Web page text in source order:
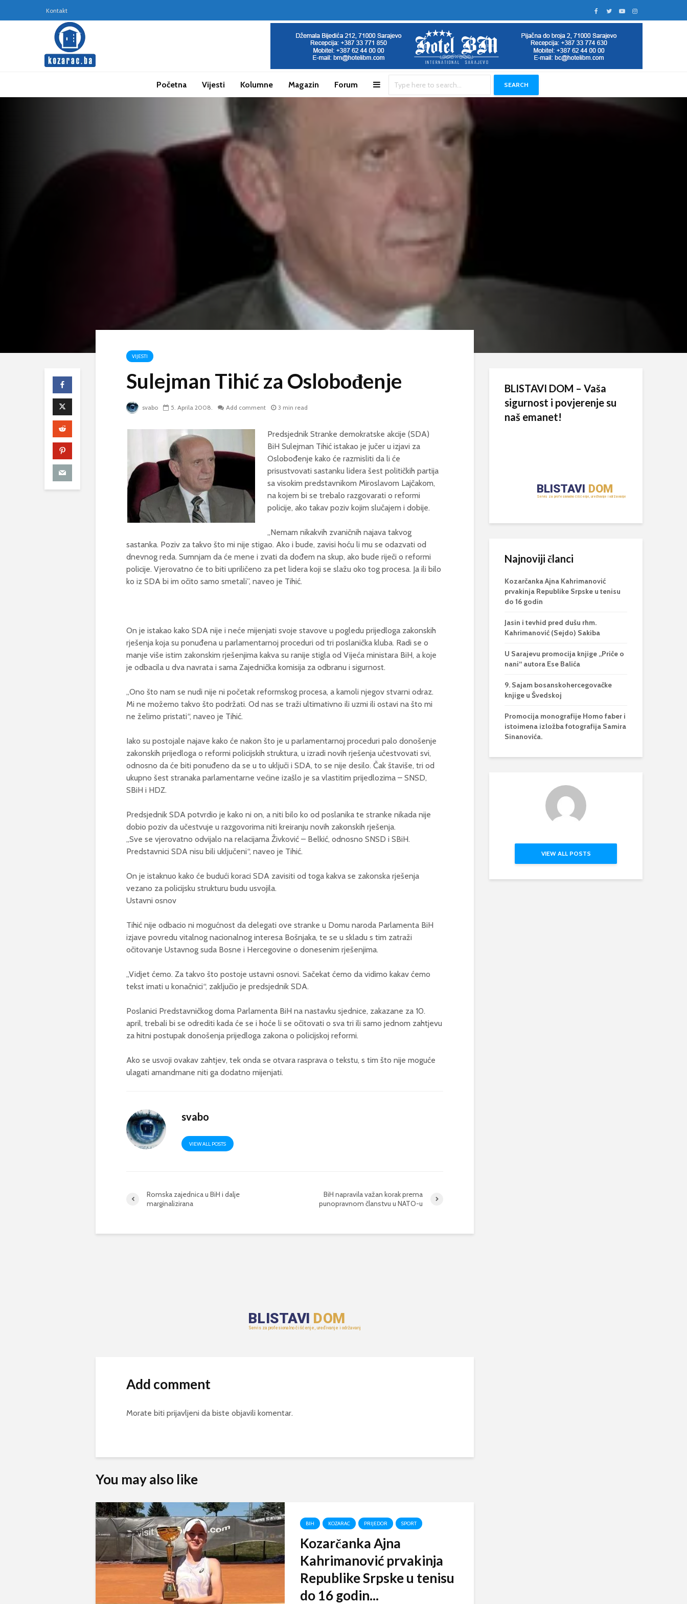
Kontakt
Početna Vijesti Kolumne Magazin Forum SEARCH
VIJESTI
Sulejman Tihić za Oslobođenje
svabo 5. Aprila 2008. Add comment 3 min read
Predsjednik Stranke demokratske akcije (SDA)
BiH Sulejman Tihić istakao je jučer u izjavi za
Oslobođenje kako će razmisliti da li će
prisustvovati sastanku lidera šest političkih partija
sa visokim predstavnikom Miroslavom Lajčak­om,
na kojem bi se trebalo razgovarati o reformi
policije, ako takav poziv kojim slučajem i dobije.
„Nemam nikakvih zvaničnih najava takvog
sastanka. Poziv za takvo što mi nije stigao. Ako i bude, zavisi hoću li mu se odazvati od
dnevnog reda. Sumnjam da će mene i zvati da dođem na skup, ako bude riječi o reformi
policije. Vjerovatno će to biti upriličeno za pet lidera koji se slažu oko tog procesa. Ja ili bilo
ko iz SDA bi im očito samo smetali”, naveo je Tihić.
On je istakao kako SDA nije i neće mijenjati svoje stavove u pogledu prijedloga zakonskih
rješenja koja su ponuđena u parlamentarnoj proceduri od tri poslanička kluba. Radi se o
manje više istim zakonskim rješenjima kakva su ranije stigla od Vijeća ministara BiH, a koje
je odbacila u dva navrata i sama Zajednička komisija za odbranu i sigurnost.
„Ono što nam se nudi nije ni početak reformskog procesa, a kamoli njegov stvarni odraz.
Mi ne možemo takvo što podržati. Od nas se traži ultimativno ili uzmi ili ostavi na što mi
ne želimo pristati“, naveo je Tihić.
Iako su postojale najave kako će nakon što je u parlamentarnoj proceduri palo donošenje
zakonskih prijedloga o reformi policijskih struktura, u izradi novih rješenja učestvovati svi,
odnosno da će biti ponuđeno da se u to uključi i SDA, to se nije desilo. Čak štaviše, tri od
ukupno šest stranaka parlamentarne većine izašlo je sa vlastitim prijedlozima – SNSD,
SBiH i HDZ.
Predsjednik SDA potvrdio je kako ni on, a niti bilo ko od poslanika te stranke nikada nije
dobio poziv da učestvuje u razgovorima niti kreiranju novih zakonskih rješenja.
„Sve se vjerovatno odvijalo na relacijama Živković – Belkić, odnosno SNSD i SBiH.
Predstavnici SDA nisu bili uključeni“, naveo je Tihić.
On je istaknuo kako će budući koraci SDA zavisiti od toga kakva se zakonska rješenja
vezano za policijsku strukturu budu usvojila.
Ustavni osnov
Tihić nije odbacio ni mogućnost da delegati ove stranke u Domu naroda Parlamenta BiH
izjave povredu vitalnog nacionalnog interesa Bošnjaka, te se u skladu s tim zatraži
očitovanje Ustavnog suda Bo­sne i Hercegovine o donesenim rješenjima.
„Vidjet ćemo. Za takvo što postoje ustavni osnovi. Sače­kat ćemo da vidimo kakav ćemo
tekst imati u konačnici“, zaključio je predsjednik SDA.
Poslanici Predstavničkog doma Parlamenta BiH na nastavku sjednice, zakazane za 10.
april, trebali bi se odrediti kada će se i hoće li se očitovati o sva tri ili samo jednom zahtjevu
za hitni postupak donošenja prijedloga zakona o policijskoj reformi.
Ako se usvoji ovakav zahtjev, tek onda se otvara rasprava o tekstu, s tim što nije moguće
ulagati amandmane niti ga dodatno mijenjati.
svabo
VIEW ALL POSTS
Romska zajednica u BiH i dalje
marginalizirana
BiH napravila važan korak prema
punopravnom članstvu u NATO-u
Add comment
Morate biti prijavljeni da biste objavili komentar.
You may also like
BIH KOZARAC PRIJEDOR SPORT
Kozarčanka Ajna
Kahrimanović prvakinja
Republike Srpske u tenisu
do 16 godin...
BLISTAVI DOM – Vaša
sigurnost i povjerenje su
naš emanet!
Najnoviji članci
Kozarčanka Ajna Kahrimanović
prvakinja Republike Srpske u tenisu
do 16 godin
Jasin i tevhid pred dušu rhm.
Kahrimanović (Sejdo) Sakiba
U Sarajevu promocija knjige „Priče o
nani“ autora Ese Balića
9. Sajam bosanskohercegovačke
knjige u Švedskoj
Promocija monografije Homo faber i
istoimena izložba fotografija Samira
Sinanovića.
VIEW ALL POSTS